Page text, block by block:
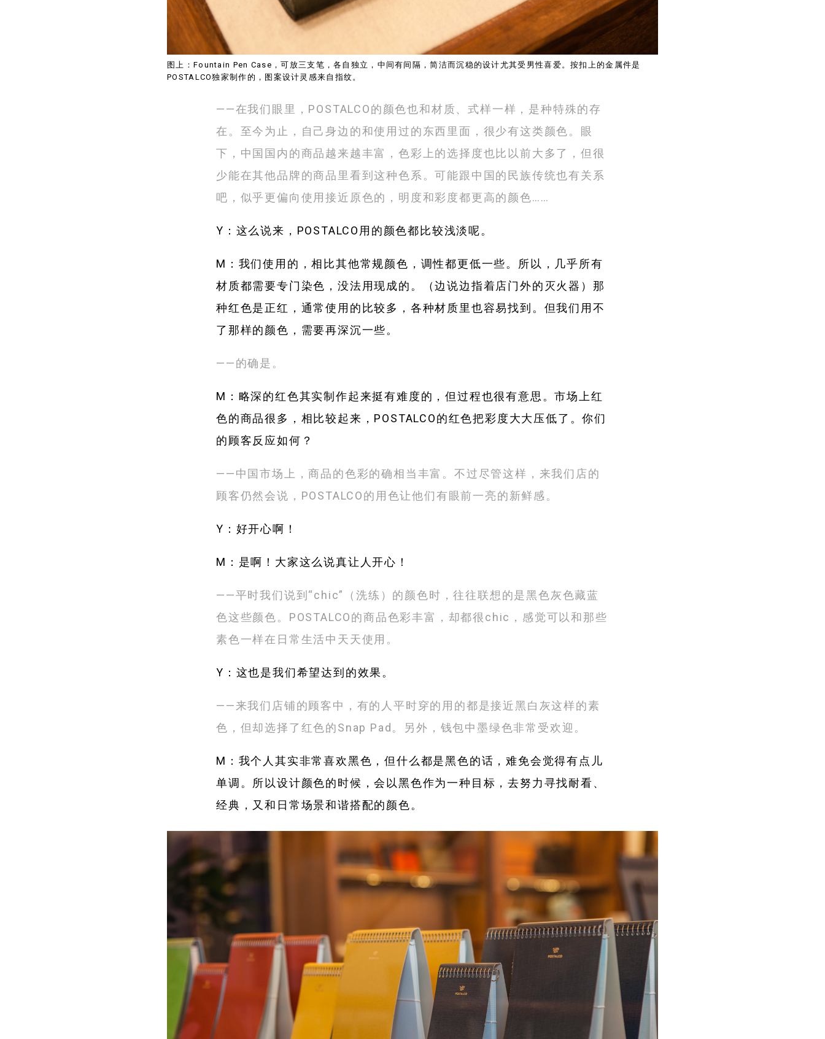
图上：Fountain Pen Case，可放三支笔，各自独立，中间有间隔，简洁而沉稳的设计尤其受男性喜爱。按扣上的金属件是
POSTALCO独家制作的，图案设计灵感来自指纹。
——在我们眼里，POSTALCO的颜色也和材质、式样一样，是种特殊的存
在。至今为止，自己身边的和使用过的东西里面，很少有这类颜色。眼
下，中国国内的商品越来越丰富，色彩上的选择度也比以前大多了，但很
少能在其他品牌的商品里看到这种色系。可能跟中国的民族传统也有关系
吧，似乎更偏向使用接近原色的，明度和彩度都更高的颜色……
Y：这么说来，POSTALCO用的颜色都比较浅淡呢。
M：我们使用的，相比其他常规颜色，调性都更低一些。所以，几乎所有
材质都需要专门染色，没法用现成的。（边说边指着店门外的灭火器）那
种红色是正红，通常使用的比较多，各种材质里也容易找到。但我们用不
了那样的颜色，需要再深沉一些。
——的确是。
M：略深的红色其实制作起来挺有难度的，但过程也很有意思。市场上红
色的商品很多，相比较起来，POSTALCO的红色把彩度大大压低了。你们
的顾客反应如何？
——中国市场上，商品的色彩的确相当丰富。不过尽管这样，来我们店的
顾客仍然会说，POSTALCO的用色让他们有眼前一亮的新鲜感。
Y：好开心啊！
M：是啊！大家这么说真让人开心！
——平时我们说到“chic”（洗练）的颜色时，往往联想的是黑色灰色藏蓝
色这些颜色。POSTALCO的商品色彩丰富，却都很chic，感觉可以和那些
素色一样在日常生活中天天使用。
Y：这也是我们希望达到的效果。
——来我们店铺的顾客中，有的人平时穿的用的都是接近黑白灰这样的素
色，但却选择了红色的Snap Pad。另外，钱包中墨绿色非常受欢迎。
M：我个人其实非常喜欢黑色，但什么都是黑色的话，难免会觉得有点儿
单调。所以设计颜色的时候，会以黑色作为一种目标，去努力寻找耐看、
经典，又和日常场景和谐搭配的颜色。